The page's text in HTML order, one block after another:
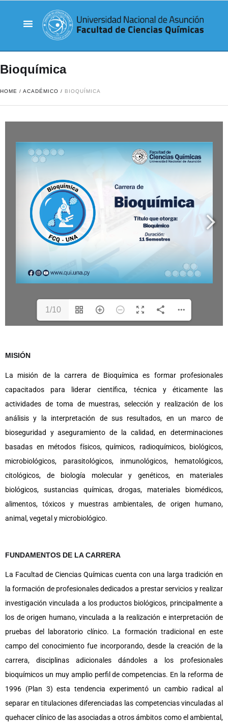
Bioquímica
HOME / ACADÉMICO / BIOQUÍMICA
1/10
MISIÓN
La misión de la carrera de Bioquímica es formar profesionales
capacitados para liderar científica, técnica y éticamente las
actividades de toma de muestras, selección y realización de los
análisis y la interpretación de sus resultados, en un marco de
bioseguridad y aseguramiento de la calidad, en determinaciones
basadas en métodos físicos, químicos, radioquímicos, biológicos,
microbiológicos, parasitológicos, inmunológicos, hematológicos,
citológicos, de biología molecular y genéticos, en materiales
biológicos, sustancias químicas, drogas, materiales biomédicos,
alimentos, tóxicos y muestras ambientales, de origen humano,
animal, vegetal y microbiológico.
FUNDAMENTOS DE LA CARRERA
La Facultad de Ciencias Químicas cuenta con una larga tradición en
la formación de profesionales dedicados a prestar servicios y realizar
investigación vinculada a los productos biológicos, principalmente a
los de origen humano, vinculada a la realización e interpretación de
pruebas del laboratorio clínico. La formación tradicional en este
campo del conocimiento fue incorporando, desde la creación de la
carrera, disciplinas adicionales dándoles a los profesionales
bioquímicos un muy amplio perfil de competencias. En la reforma de
1996 (Plan 3) esta tendencia experimentó un cambio radical al
separar en titulaciones diferenciadas las competencias vinculadas al
quehacer clínico de las asociadas a otros ámbitos como el ambiental,